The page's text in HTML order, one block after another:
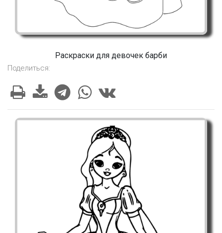
Раскраски для девочек барби
Поделиться: